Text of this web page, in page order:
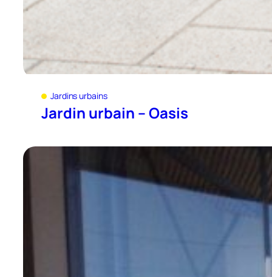
Jardins urbains
Jardin urbain – Oasis